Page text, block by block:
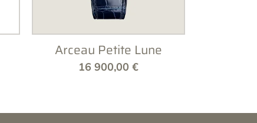
Arceau Petite Lune
16 900,00 €